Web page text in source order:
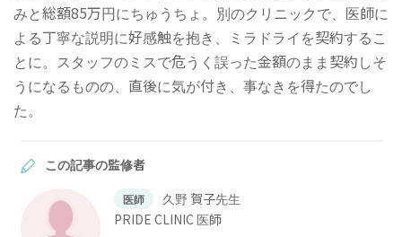
みと総額85万円にちゅうちょ。別のクリニックで、医師に
よる丁寧な説明に好感触を抱き、ミラドライを契約するこ
とに。スタッフのミスで危うく誤った金額のまま契約しそ
うになるものの、直後に気が付き、事なきを得たのでし
た。
この記事の監修者
医師
久野 賀子先生
PRIDE CLINIC 医師